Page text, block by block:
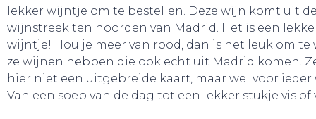
lekker wijntje om te bestellen. Deze wijn komt uit
wijnstreek ten noorden van Madrid. Het is een
wijntje! Hou je meer van rood, dan is het leuk om te
ze wijnen hebben die ook echt uit Madrid komen.
hier niet een uitgebreide kaart, maar wel voor ieder
Van een soep van de dag tot een lekker stukje vis of